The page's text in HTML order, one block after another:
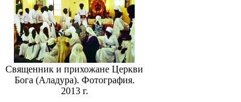
Священник и прихожане Церкви
Бога (Аладура). Фотография.
2013 г.